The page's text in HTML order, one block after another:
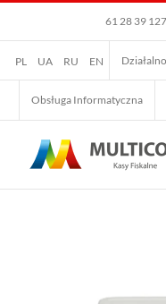
61 28 39 127
PL UA RU EN
Obsługa Informatyczna